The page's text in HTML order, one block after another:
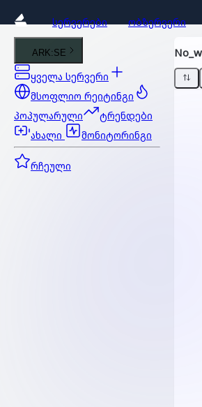
ᲡᲔᲠᲕᲔᲠᲔᲑᲘ ᲝᲑᲖᲔᲠᲕᲔᲠᲘ
ARK:SE
ყველა სერვერი
მსოფლიო რეიტინგი
პოპულარული
ტრენდები
ახალი
მონიტორინგი
რჩეული